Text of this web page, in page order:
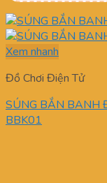
Xem nhanh
Đồ Chơi Điện Tử
SÚNG BẮN BANH
BBK01